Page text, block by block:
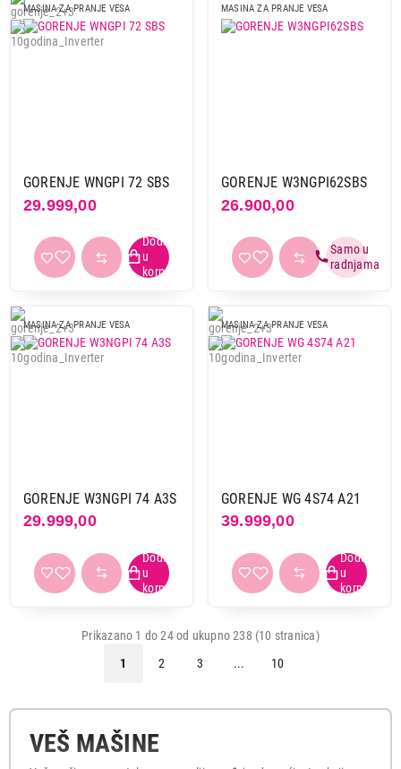
MASINA ZA PRANJE VESA
GORENJE WNGPI 72 SBS
29.999,00
MASINA ZA PRANJE VESA
GORENJE W3NGPI62SBS
26.900,00
MASINA ZA PRANJE VESA
GORENJE W3NGPI 74 A3S
29.999,00
MASINA ZA PRANJE VESA
GORENJE WG 4S74 A21
39.999,00
Prikazano 1 do 24 od ukupno 238 (10 stranica)
1
2 3 ... 10
VEŠ MAŠINE